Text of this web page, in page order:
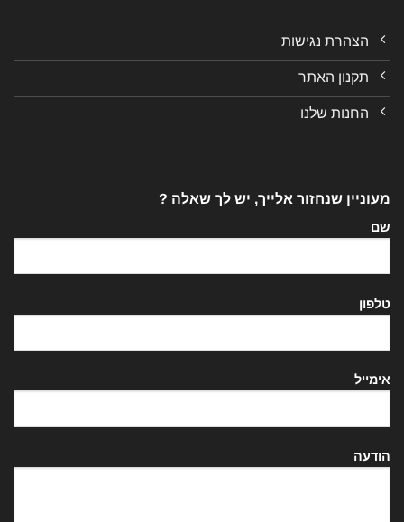
הצהרת נגישות
תקנון האתר
החנות שלנו
מעוניין שנחזור אלייך, יש לך שאלה ?
שם
טלפון
אימייל
הודעה